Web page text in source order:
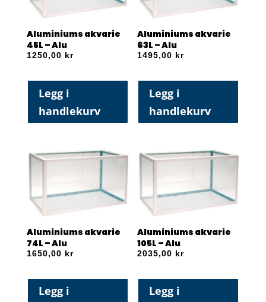
Aluminiums akvarie
45L – Alu
1250,00 kr
Legg i
handlekurv
Aluminiums akvarie
63L – Alu
1495,00 kr
Legg i
handlekurv
Aluminiums akvarie
74L – Alu
1650,00 kr
Legg i
Aluminiums akvarie
105L – Alu
2035,00 kr
Legg i